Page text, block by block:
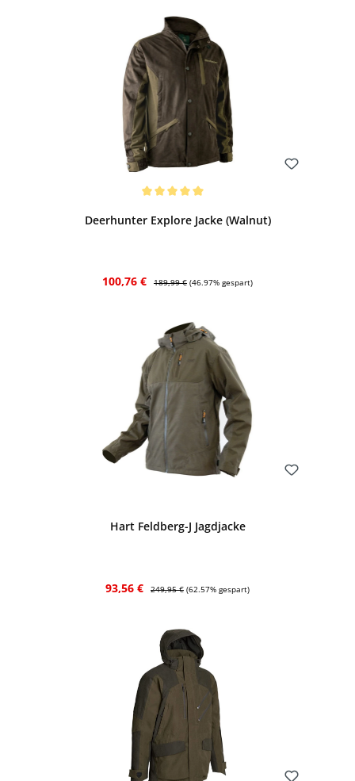
Deerhunter Explore Jacke (Walnut)
Verkaufspreis:
100,76 € Regulärer Preis:
189,99 € (46.97% gespart)
Hart Feldberg-J Jagdjacke
Verkaufspreis:
93,56 € 249,95 € (62.57% gespart)